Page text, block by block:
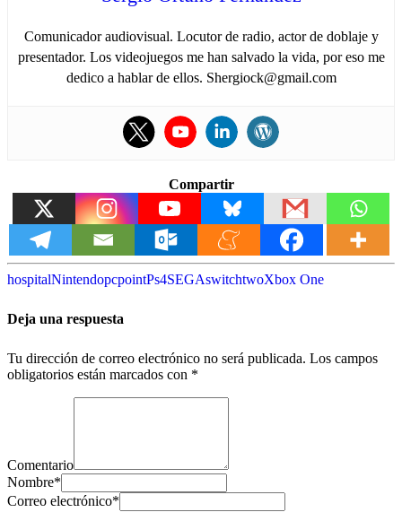
Comunicador audiovisual. Locutor de radio, actor de doblaje y
presentador. Los videojuegos me han salvado la vida, por eso me
dedico a hablar de ellos. Shergiock@gmail.com
Compartir
hospitalNintendopcpointPs4SEGAswitchtwoXbox One
Deja una respuesta
Tu dirección de correo electrónico no será publicada. Los campos
obligatorios están marcados con *
Comentario
Nombre*
Correo electrónico*